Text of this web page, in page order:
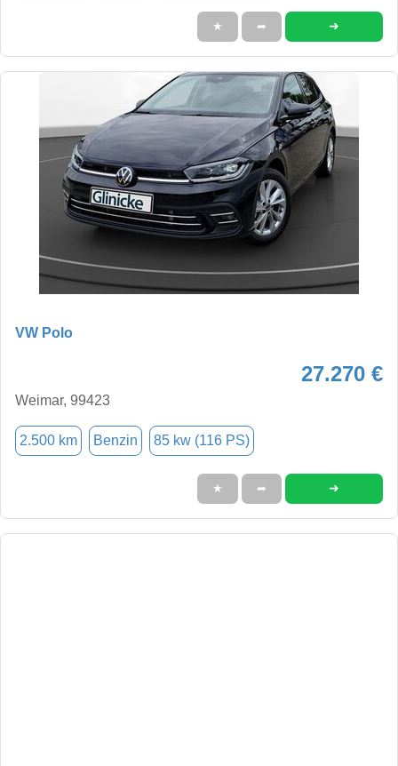
★ ➦ ➜
VW Polo
27.270 €
Weimar, 99423
2.500 km Benzin 85 kw (116 PS)
★ ➦ ➜